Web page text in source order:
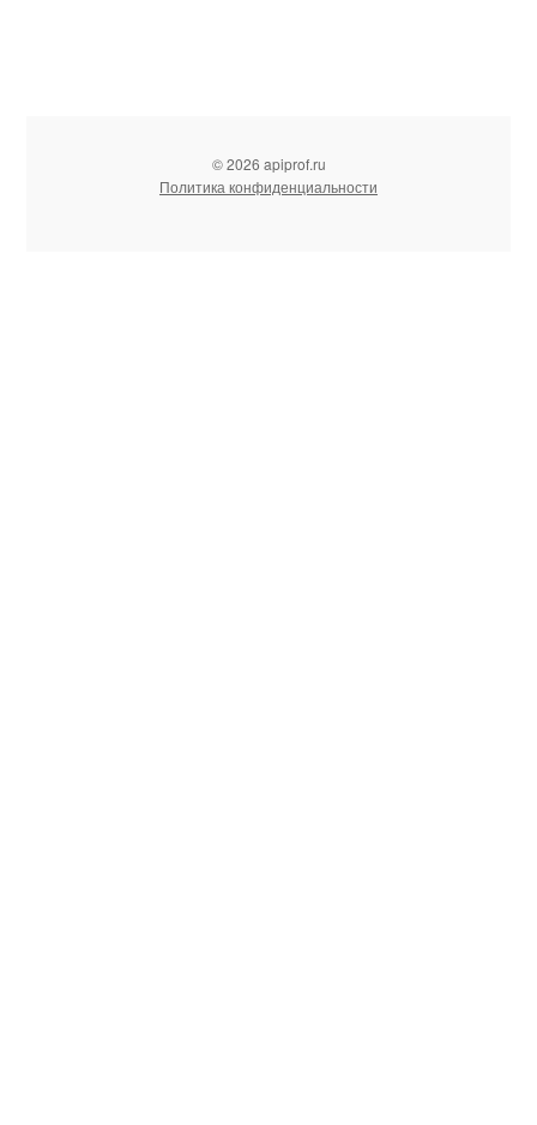
© 2026 apiprof.ru
Политика конфиденциальности